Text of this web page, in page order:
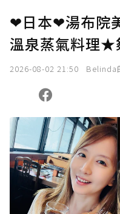
❤日本❤湯布院
溫泉蒸氣料理★
2026-08-02 21:50 Belinda